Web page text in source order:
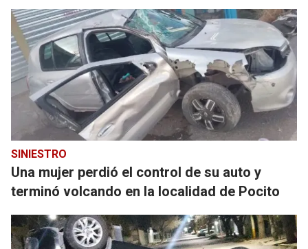
SINIESTRO
Una mujer perdió el control de su auto y
terminó volcando en la localidad de Pocito